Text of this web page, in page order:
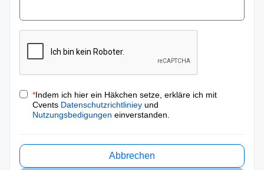
*Indem ich hier ein Häkchen setze, erkläre ich mit
Cvents Datenschutzrichtliniey und
Nutzungsbedigungen einverstanden.
Abbrechen